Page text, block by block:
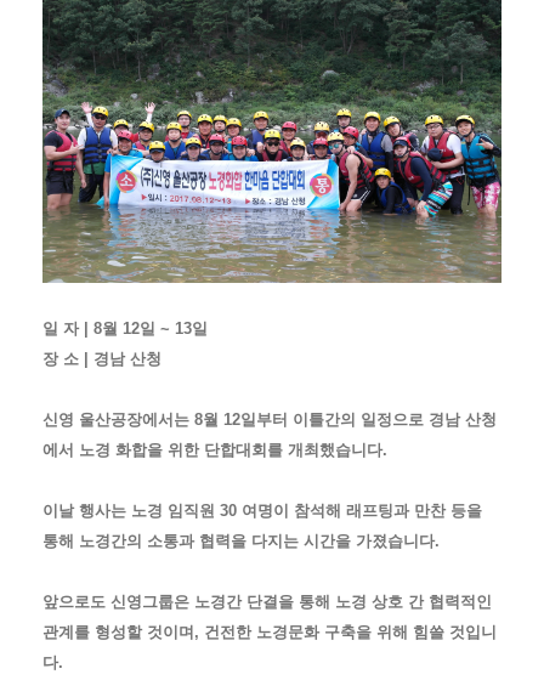
일 자 | 8월 12일 ~ 13일
장 소 | 경남 산청
신영 울산공장에서는 8월 12일부터 이틀간의 일정으로 경남 산청
에서 노경 화합을 위한 단합대회를 개최했습니다.
이날 행사는 노경 임직원 30 여명이 참석해 래프팅과 만찬 등을
통해 노경간의 소통과 협력을 다지는 시간을 가졌습니다.
앞으로도 신영그룹은 노경간 단결을 통해 노경 상호 간 협력적인
관계를 형성할 것이며, 건전한 노경문화 구축을 위해 힘쓸 것입니
다.